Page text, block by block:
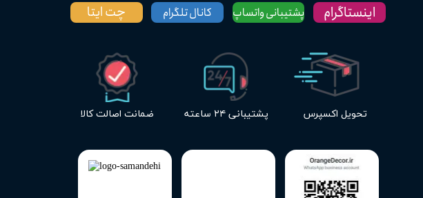
تحویل اکسپرس پشتیبانی ۲۴ ساعته ضمانت اصالت کالا
پشتیبانی واتساپ چت ایتا کانال تلگرام اینستاگرام